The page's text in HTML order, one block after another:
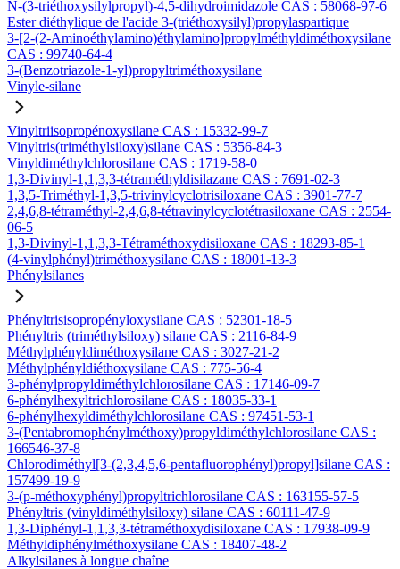
N-(3-triéthoxysilylpropyl)-4,5-dihydroimidazole CAS : 58068-97-6
Ester diéthylique de l'acide 3-(triéthoxysilyl)propylaspartique
3-[2-(2-Aminoéthylamino)éthylamino]propylméthyldiméthoxysilane
CAS : 99740-64-4
3-(Benzotriazole-1-yl)propyltriméthoxysilane
Vinyle-silane
Vinyltriisopropénoxysilane CAS : 15332-99-7
Vinyltris(triméthylsiloxy)silane CAS : 5356-84-3
Vinyldiméthylchlorosilane CAS : 1719-58-0
1,3-Divinyl-1,1,3,3-tétraméthyldisilazane CAS : 7691-02-3
1,3,5-Triméthyl-1,3,5-trivinylcyclotrisiloxane CAS : 3901-77-7
2,4,6,8-tétraméthyl-2,4,6,8-tétravinylcyclotétrasiloxane CAS : 2554-
06-5
1,3-Divinyl-1,1,3,3-Tétraméthoxydisiloxane CAS : 18293-85-1
(4-vinylphényl)triméthoxysilane CAS : 18001-13-3
Phénylsilanes
Phényltrisisopropényloxysilane CAS : 52301-18-5
Phényltris (triméthylsiloxy) silane CAS : 2116-84-9
Méthylphényldiméthoxysilane CAS : 3027-21-2
Méthylphényldiéthoxysilane CAS : 775-56-4
3-phénylpropyldiméthylchlorosilane CAS : 17146-09-7
6-phénylhexyltrichlorosilane CAS : 18035-33-1
6-phénylhexyldiméthylchlorosilane CAS : 97451-53-1
3-(Pentabromophénylméthoxy)propyldiméthylchlorosilane CAS :
166546-37-8
Chlorodiméthyl[3-(2,3,4,5,6-pentafluorophényl)propyl]silane CAS :
157499-19-9
3-(p-méthoxyphényl)propyltrichlorosilane CAS : 163155-57-5
Phényltris (vinyldiméthylsiloxy) silane CAS : 60111-47-9
1,3-Diphényl-1,1,3,3-tétraméthoxydisiloxane CAS : 17938-09-9
Méthyldiphénylméthoxysilane CAS : 18407-48-2
Alkylsilanes à longue chaîne